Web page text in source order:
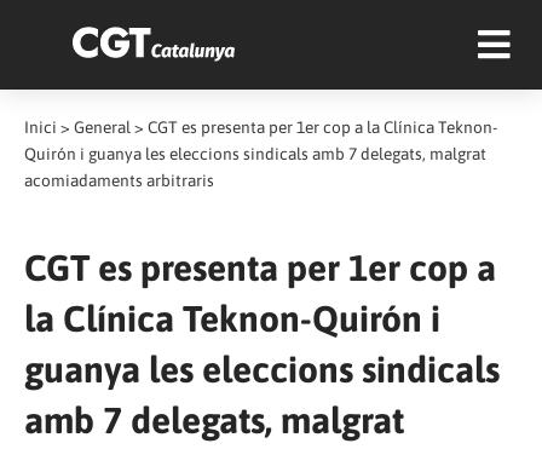
Inici > General > CGT es presenta per 1er cop a la Clínica Teknon-
Quirón i guanya les eleccions sindicals amb 7 delegats, malgrat
acomiadaments arbitraris
CGT es presenta per 1er cop a
la Clínica Teknon-Quirón i
guanya les eleccions sindicals
amb 7 delegats, malgrat